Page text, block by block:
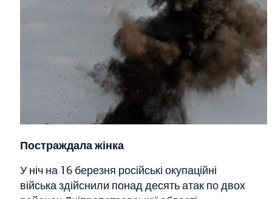
Постраждала жінка
У ніч на 16 березня російські окупаційні
війська здійснили понад десять атак по двох